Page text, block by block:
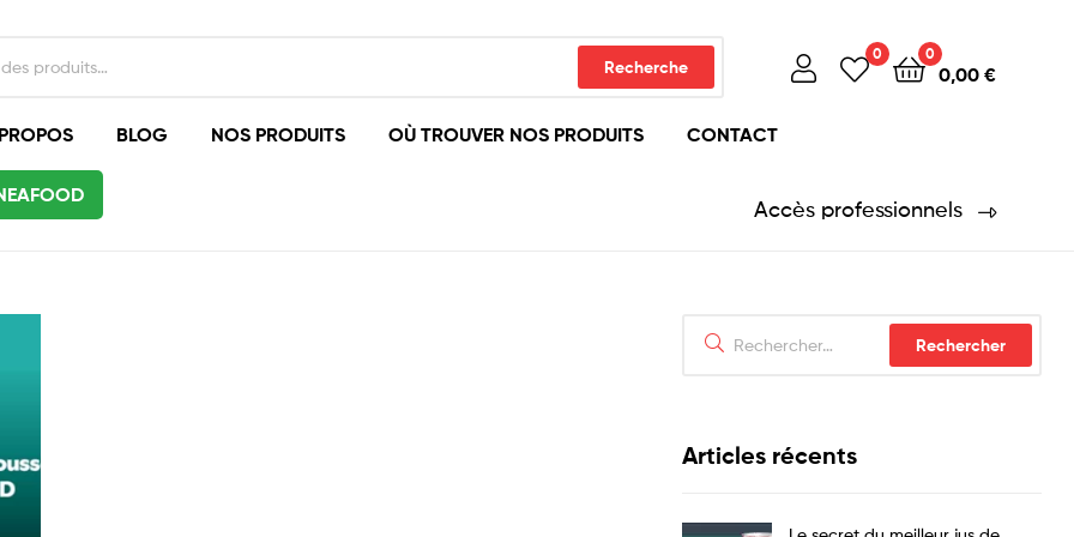
Recherche
0 0
0,00 €
BLOG NOS PRODUITS OÙ TROUVER NOS PRODUITS CONTACT
Accès professionnels
Articles récents